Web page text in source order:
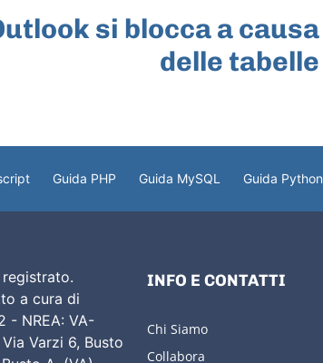
si blocca a causa
delle tabelle
Guida PHP Guida MySQL Guida Python
a cura di
- NREA: VA-
Varzi 6, Busto
INFO E CONTATTI
Chi Siamo
Collabora